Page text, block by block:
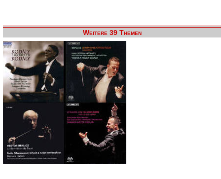
Weitere 39 Themen